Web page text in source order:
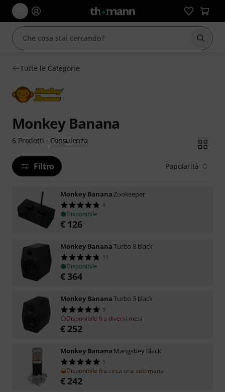
Tutte le Categorie
Monkey Banana
6 Prodotti · Consulenza
Filtro Popolarità
Monkey Banana Zookeeper
4
Disponibile
€ 126
Monkey BananaTurbo 8 black
11
Disponibile
€ 364
Monkey BananaTurbo 5 black
9
Disponibile fra diversi mesi
€ 252
Monkey Banana Mangabey Black
1
Disponibile fra circa una settimana
€ 242